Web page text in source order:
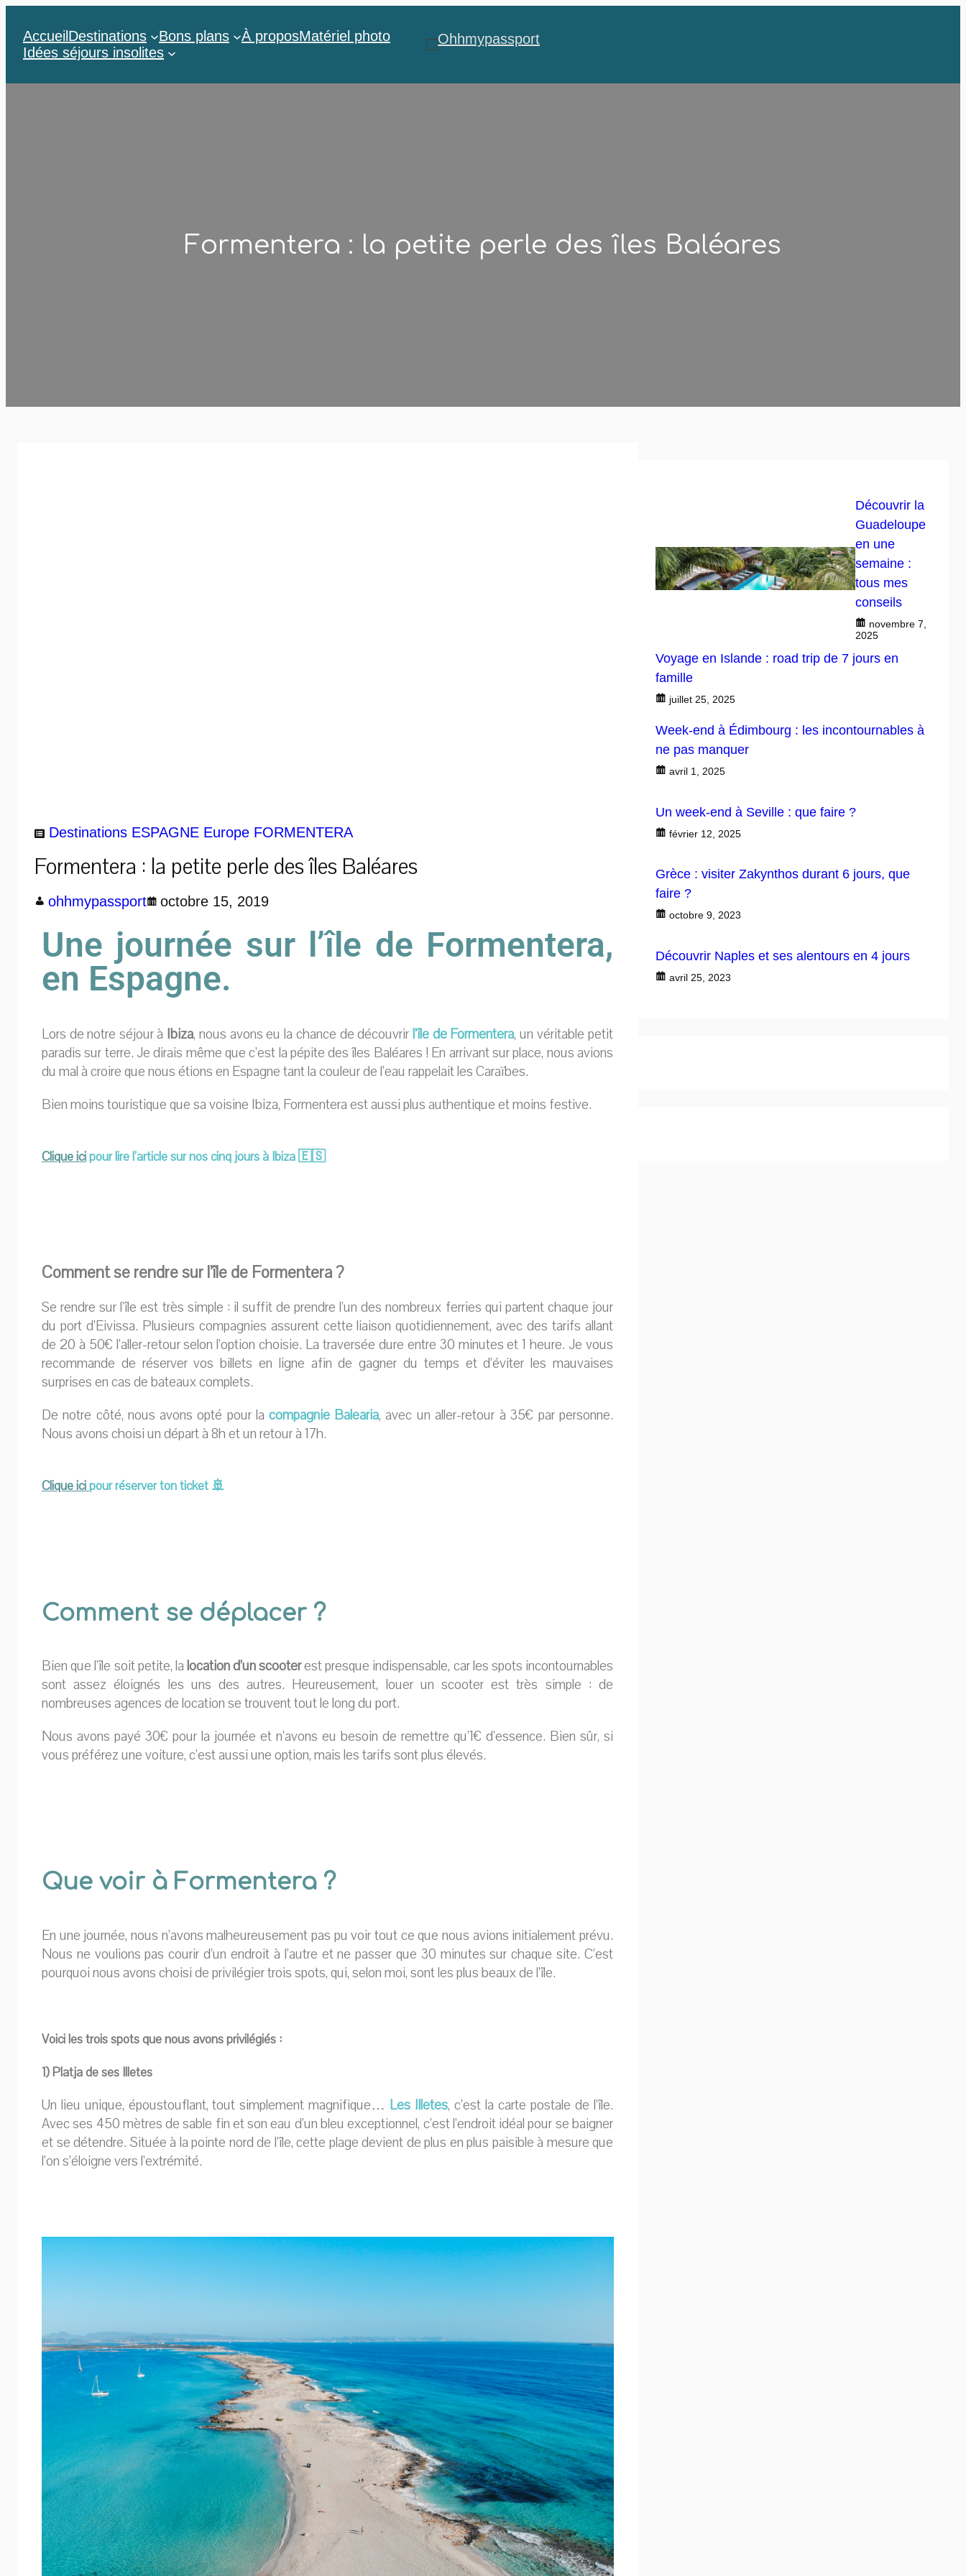
Accueil Destinations Bons plans À proposMatériel photo
Idées séjours insolites
Formentera : la petite perle des îles Baléares
Destinations ESPAGNE Europe FORMENTERA
Formentera : la petite perle des îles Baléares
ohhmypassport octobre 15, 2019
Une journée sur l’île de Formentera,
en Espagne.
Lors de notre séjour à Ibiza, nous avons eu la chance de découvrirl’île de Formentera, un véritable petit
paradis sur terre. Je dirais même que c’est la pépite des îles Baléares ! En arrivant sur place, nous avions
du mal à croire que nous étions en Espagne tant la couleur de l’eau rappelait les Caraïbes.
Bien moins touristique que sa voisine Ibiza, Formentera est aussi plus authentique et moins festive.
Clique icipour lire l’article sur nos cinq jours à Ibiza 🇪🇸
Comment se rendre sur l’île de Formentera ?
Se rendre sur l’île est très simple : il suffit de prendre l’un des nombreux ferries qui partent chaque jour
du port d’Eivissa. Plusieurs compagnies assurent cette liaison quotidiennement, avec des tarifs allant
de 20 à 50€ l’aller-retour selon l’option choisie. La traversée dure entre 30 minutes et 1 heure. Je vous
recommande de réserver vos billets en ligne afin de gagner du temps et d’éviter les mauvaises
surprises en cas de bateaux complets.
De notre côté, nous avons opté pour la compagnie Balearia, avec un aller-retour à 35€ par personne.
Nous avons choisi un départ à 8h et un retour à 17h.
Clique icipour réserver ton ticket 🚢
Comment se déplacer ?
Bien que l’île soit petite, lalocation d’un scooterest presque indispensable, car les spots incontournables
sont assez éloignés les uns des autres. Heureusement, louer un scooter est très simple : de
nombreuses agences de location se trouvent tout le long du port.
Nous avons payé 30€ pour la journée et n’avons eu besoin de remettre qu’1€ d’essence. Bien sûr, si
vous préférez une voiture, c’est aussi une option, mais les tarifs sont plus élevés.
Que voir à Formentera ?
En une journée, nous n’avons malheureusement pas pu voir tout ce que nous avions initialement prévu.
Nous ne voulions pas courir d’un endroit à l’autre et ne passer que 30 minutes sur chaque site. C’est
pourquoi nous avons choisi de privilégier trois spots, qui, selon moi, sont les plus beaux de l’île.
Voici les trois spots que nous avons privilégiés :
1) Platja de ses Illetes
Un lieu unique, époustouflant, tout simplement magnifique… Les Illetes, c’est la carte postale de l’île.
Avec ses 450 mètres de sable fin et son eau d’un bleu exceptionnel, c’est l’endroit idéal pour se baigner
et se détendre. Située à la pointe nord de l’île, cette plage devient de plus en plus paisible à mesure que
l’on s’éloigne vers l’extrémité.
Découvrir la
Guadeloupe
en une
semaine :
tous mes
conseils
novembre 7,
2025
Voyage en Islande : road trip de 7 jours en
famille
juillet 25, 2025
Week-end à Édimbourg : les incontournables à
ne pas manquer
avril 1, 2025
Un week-end à Seville : que faire ?
février 12, 2025
Grèce : visiter Zakynthos durant 6 jours, que
faire ?
octobre 9, 2023
Découvrir Naples et ses alentours en 4 jours
avril 25, 2023